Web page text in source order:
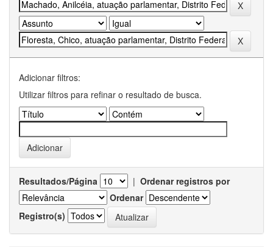
Adicionar filtros:
Utilizar filtros para refinar o resultado de busca.
Resultados/Página | Ordenar registros por
Ordenar
Registro(s)